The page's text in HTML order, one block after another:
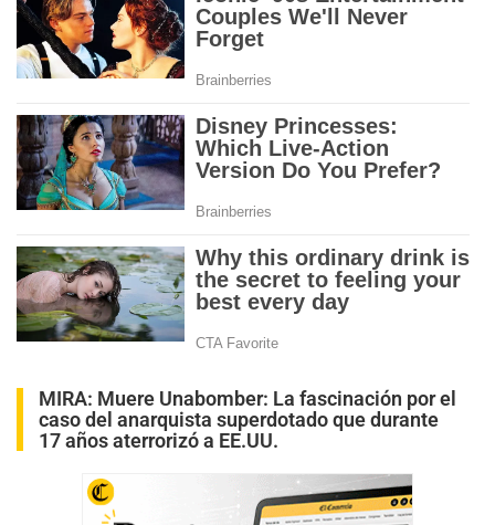
MIRA: Muere Unabomber: La fascinación por el
caso del anarquista superdotado que durante
17 años aterrorizó a EE.UU.